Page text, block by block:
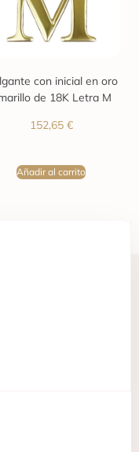
con inicial en oro
de 18K Letra M
152,65 €
Añadir al carrito